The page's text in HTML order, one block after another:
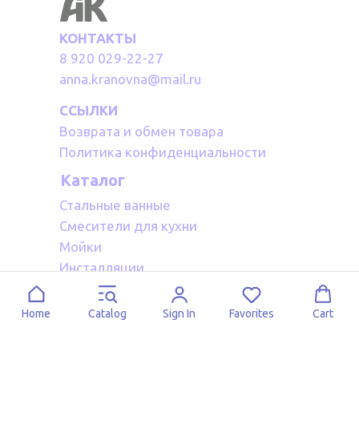
Home Catalog Sign In Favorites Cart
КОНТАКТЫ
8 920 029-22-27
anna.kranovna@mail.ru
ССЫЛКИ
Возврата и обмен товара
Политика конфиденциальности
Каталог
Стальные ванные
Смесители для кухни
Мойки
Инсталляции
Акриловые ванные
Полотенцесушители водяные